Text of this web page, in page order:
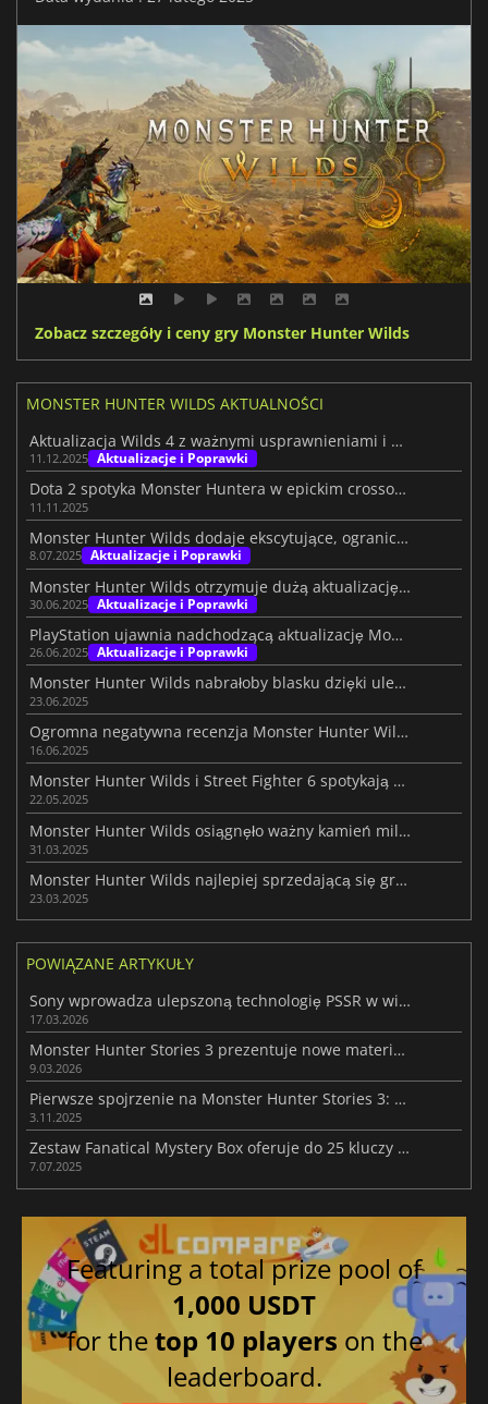
Zobacz szczegóły i ceny gry Monster Hunter Wilds
MONSTER HUNTER WILDS AKTUALNOŚCI
Aktualizacja Wilds 4 z ważnymi usprawnieniami i ulepszoną wydajnością
11.12.2025 Aktualizacje i Poprawki
Dota 2 spotyka Monster Huntera w epickim crossoverze
11.11.2025
Monster Hunter Wilds dodaje ekscytujące, ograniczone czasowo zadania
8.07.2025 Aktualizacje i Poprawki
Monster Hunter Wilds otrzymuje dużą aktualizację z nowościami
30.06.2025 Aktualizacje i Poprawki
PlayStation ujawnia nadchodzącą aktualizację Monster Hunter Wilds
26.06.2025 Aktualizacje i Poprawki
Monster Hunter Wilds nabrałoby blasku dzięki ulepszonej rozgrywce
23.06.2025
Ogromna negatywna recenzja Monster Hunter Wilds
16.06.2025
Monster Hunter Wilds i Street Fighter 6 spotykają się w epickim crossoverze
22.05.2025
Monster Hunter Wilds osiągnęło ważny kamień milowy
31.03.2025
Monster Hunter Wilds najlepiej sprzedającą się grą tego roku
23.03.2025
POWIĄZANE ARTYKUŁY
Sony wprowadza ulepszoną technologię PSSR w wielu grach z PlayStation 5 Pro
17.03.2026
Monster Hunter Stories 3 prezentuje nowe materiały przed premierą
9.03.2026
Pierwsze spojrzenie na Monster Hunter Stories 3: Twisted Reflection
3.11.2025
Zestaw Fanatical Mystery Box oferuje do 25 kluczy Steam z niespodzianką
7.07.2025
Featuring a total prize pool of
1,000 USDT
for thetop 10 players on the
leaderboard.